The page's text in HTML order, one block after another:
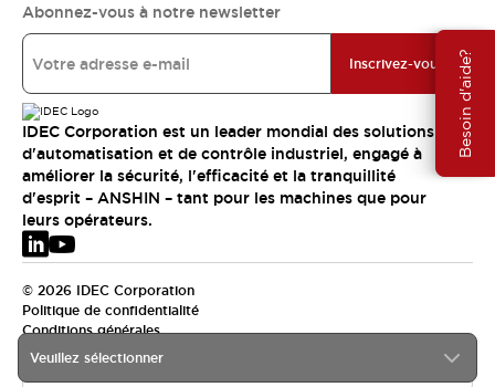
Besoin d'aide?
Veuillez sélectionner
Abonnez-vous à notre newsletter
Inscrivez-vous
IDEC Corporation est un leader mondial des solutions
d'automatisation et de contrôle industriel, engagé à
améliorer la sécurité, l'efficacité et la tranquillité
d'esprit – ANSHIN – tant pour les machines que pour
leurs opérateurs.
© 2026 IDEC Corporation
Politique de confidentialité
Conditions générales
EMEA